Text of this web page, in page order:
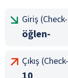
Giriş
öğlen-
Çıkış